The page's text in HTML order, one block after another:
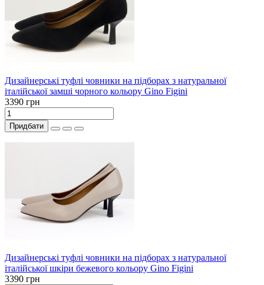
Дизайнерські туфлі човники на підборах з натуральної
італійської замші чорного кольору Gino Figini
3390 грн
Придбати
Дизайнерські туфлі човники на підборах з натуральної
італійської шкіри бежевого кольору Gino Figini
3390 грн